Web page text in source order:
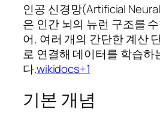
인공 신경망(Artificial
은 인간 뇌의 뉴런 구조를
어, 여러 개의 간단한 계산
로 연결해 데이터를 학습하
다.wikidocs+1
기본 개념